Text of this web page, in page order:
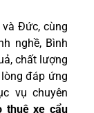
Đức, cùng
nghề, Bình
chất lượng
đáp ứng
vụ chuyên
thuê xe cẩu